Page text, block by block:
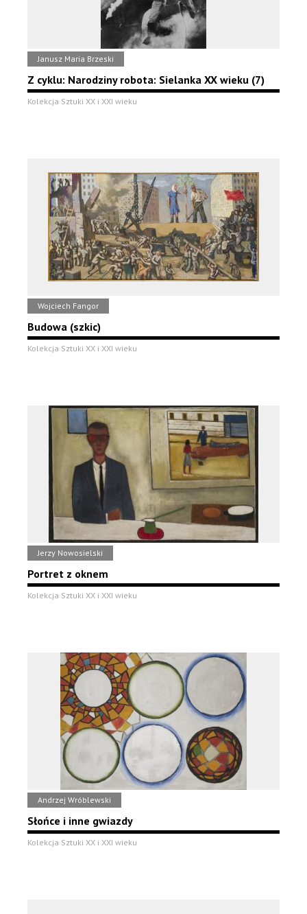
Janusz Maria Brzeski
Z cyklu: Narodziny robota: Sielanka XX wieku (7)
Kolekcja Sztuki XX i XXI wieku
Wojciech Fangor
Budowa (szkic)
Kolekcja Sztuki XX i XXI wieku
Jerzy Nowosielski
Portret z oknem
Kolekcja Sztuki XX i XXI wieku
Andrzej Wróblewski
Słońce i inne gwiazdy
Kolekcja Sztuki XX i XXI wieku